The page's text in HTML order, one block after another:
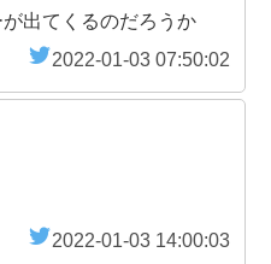
出てくるのだろうか
2022-01-03 07:50:02
2022-01-03 14:00:03